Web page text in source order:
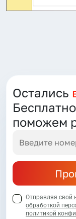
Остались
поможем
Отправляя свой
обработкой
политикой